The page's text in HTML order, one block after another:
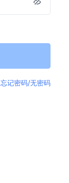
忘记密码/无密码